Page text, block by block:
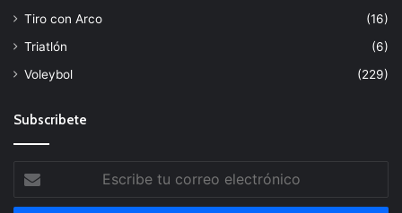
Tiro con Arco
(16)
Triatlón
(6)
Voleybol
(229)
Subscribete
tu
correo